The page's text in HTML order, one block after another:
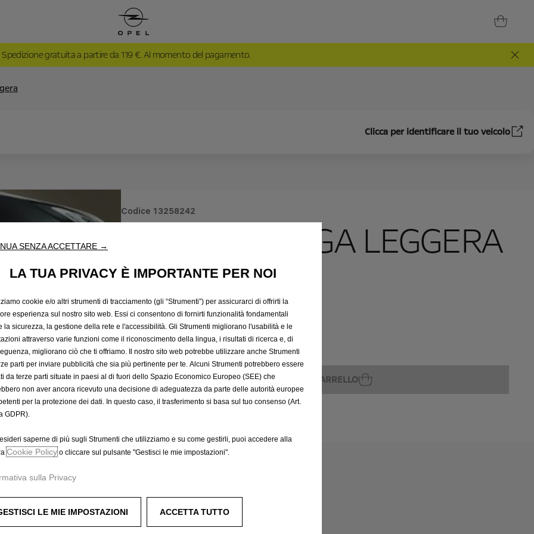
Spedizione gratuita a partire da 119 €. Al momento del pagamento.
Clicca per identificare il tuo veicolo
Codice 13258242
CERCHI IN LEGA LEGGERA
785,27 €
P
r
i
c
e
i
s
7
,
2
I
V
A
IVA inclusa/Unità
-
+
Q
u
a
n
t
i
y
u
t
Prodotto esaurito
AGGIUNGI AL CARRELLO
manoogian.
a parte.
SENZA ACCETTARE →
LA TUA PRIVACY È IMPORTANTE PER NOI
cookie e/o altri strumenti di tracciamento (gli “Strumenti”) per assicurarci di offrirti la
esperienza sul nostro sito web. Essi ci consentono di fornirti funzionalità fondamentali
la sicurezza, la gestione della rete e l'accessibilità. Gli Strumenti migliorano l'usabilità e le
attraverso varie funzioni come il riconoscimento della lingua, i risultati di ricerca e, di
migliorano ciò che ti offriamo. Il nostro sito web potrebbe utilizzare anche Strumenti
parti per inviare pubblicità che sia più pertinente per te. Alcuni Strumenti potrebbero essere
da terze parti situate in paesi al di fuori dello Spazio Economico Europeo (SEE) che
non aver ancora ricevuto una decisione di adeguatezza da parte delle autorità europee
per la protezione dei dati. In questo caso, il trasferimento si basa sul tuo consenso (Art.
GDPR).
saperne di più sugli Strumenti che utilizziamo e su come gestirli, puoi accedere alla
Cookie Policyo cliccare sul pulsante "Gestisci le mie impostazioni".
sulla Privacy
GESTISCI LE MIE IMPOSTAZIONI ACCETTA TUTTO